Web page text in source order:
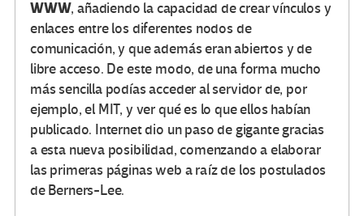
WWW, añadiendo la capacidad de crear vínculos y
enlaces entre los diferentes nodos de
comunicación, y que además eran abiertos y de
libre acceso. De este modo, de una forma mucho
más sencilla podías acceder al servidor de, por
ejemplo, el MIT, y ver qué es lo que ellos habían
publicado. Internet dio un paso de gigante gracias
a esta nueva posibilidad, comenzando a elaborar
las primeras páginas web a raíz de los postulados
de Berners-Lee.